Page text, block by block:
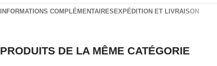
INFORMATIONS COMPLÉMENTAIRES EXPÉDITION ET LIVRAISON
PRODUITS DE LA MÊME CATÉGORIE